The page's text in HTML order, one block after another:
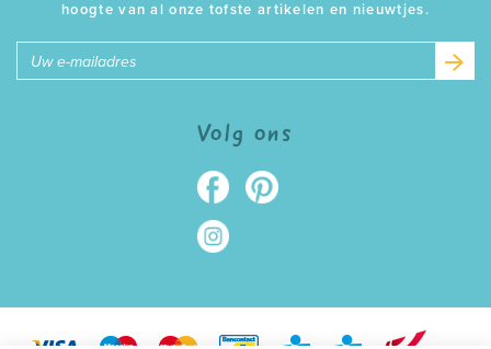
hoogte van al onze tofste artikelen en nieuwtjes.
Volg ons